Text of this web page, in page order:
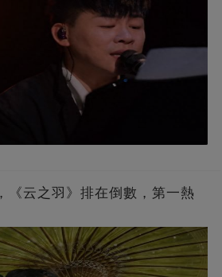
《云之羽》排在倒數，第一熱